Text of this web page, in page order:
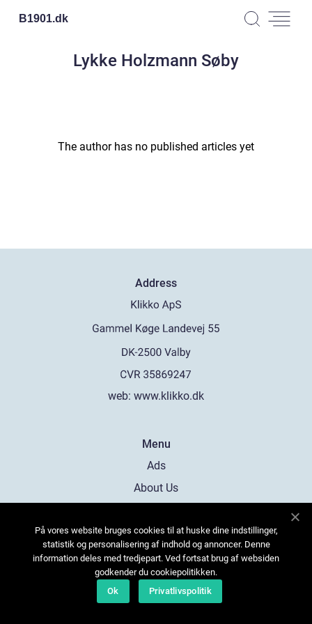
B1901.dk
Lykke Holzmann Søby
The author has no published articles yet
Address
web: www.klikko.dk
Menu
Ads
About Us
Contact
Sitemap
På vores website bruges cookies til at huske dine indstillinger,
statistik og personalisering af indhold og annoncer. Denne
information deles med tredjepart. Ved fortsat brug af websiden
godkender du cookiepolitikken.
Ok
Privatlivspolitik